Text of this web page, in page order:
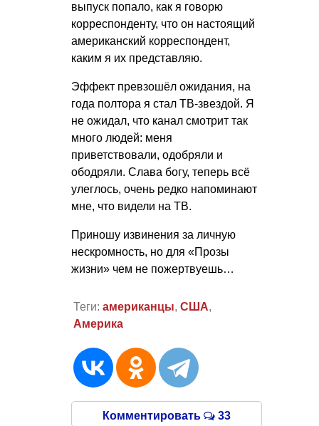
выпуск попало, как я говорю
корреспонденту, что он настоящий
американский корреспондент,
каким я их представляю.
Эффект превзошёл ожидания, на
года полтора я стал ТВ-звездой. Я
не ожидал, что канал смотрит так
много людей: меня
приветствовали, одобряли и
ободряли. Слава богу, теперь всё
улеглось, очень редко напоминают
мне, что видели на ТВ.
Приношу извинения за личную
нескромность, но для «Прозы
жизни» чем не пожертвуешь…
Теги: американцы, США,
Америка
Комментировать 33